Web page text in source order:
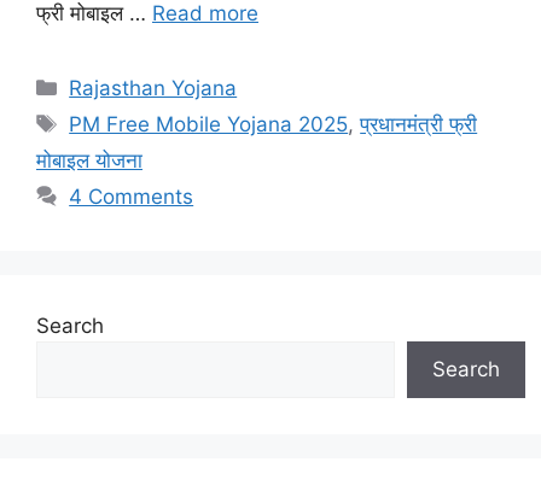
फ्री मोबाइल … Read more
Categories
Rajasthan Yojana
Tags
PM Free Mobile Yojana 2025,प्रधानमंत्री फ्री
मोबाइल योजना
4 Comments
Search
Search